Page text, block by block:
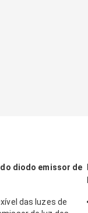
diodo emissor de
das luzes de